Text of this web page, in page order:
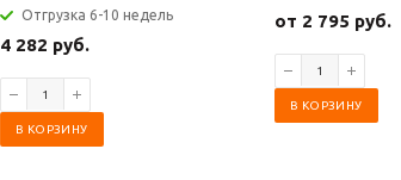
Отгрузка 6-10 недель
4 282 руб.
В КОРЗИНУ
от 2 795 руб.
В КОРЗИНУ